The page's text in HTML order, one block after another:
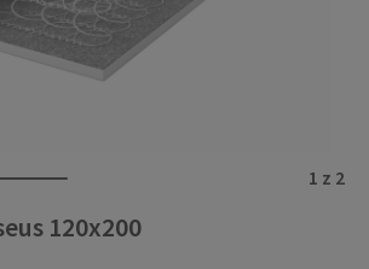
1 z 2
120x200